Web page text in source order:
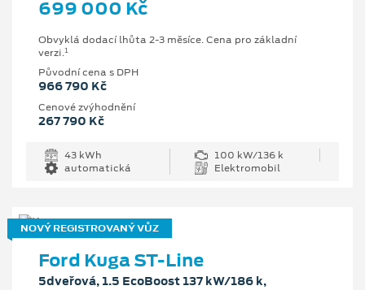
699 000 Kč
Obvyklá dodací lhůta 2-3 měsíce. Cena pro základní
verzi.1
Původní cena s DPH
966 790 Kč
Cenové zvýhodnění
267 790 Kč
43 kWh
100 kW/136 k
automatická
Elektromobil
NOVÝ REGISTROVANÝ VŮZ
Ford Kuga ST-Line
5dveřová, 1.5 EcoBoost 137 kW/186 k,